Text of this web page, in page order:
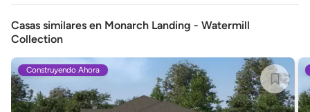
Casas similares en Monarch Landing - Watermill
Collection
Construyendo Ahora